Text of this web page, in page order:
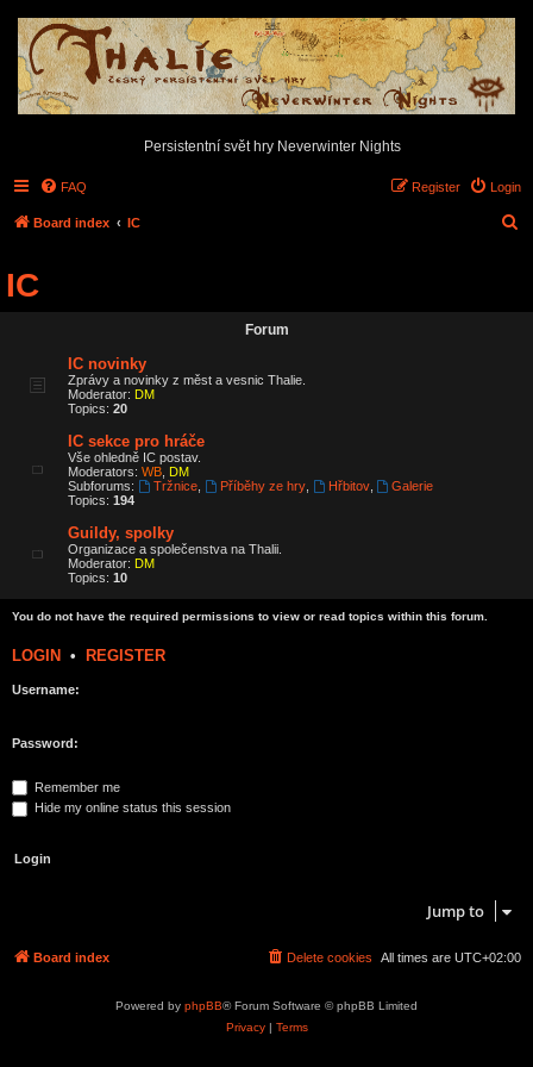
Persistentní svět hry Neverwinter Nights
FAQ Login
Register
Board index IC
IC
Forum
IC novinky
Zprávy a novinky z měst a vesnic Thalie.
Moderator: DM
Topics: 20
IC sekce pro hráče
Vše ohledně IC postav.
Moderators: WB DM
Subforums:
Tržnice, Příběhy ze hry, Hřbitov,
Galerie
Topics: 194
Guildy, spolky
Organizace a společenstva na Thalii.
Moderator: DM
Topics: 10
You do not have the required permissions to view or read topics within this forum.
LOGIN • REGISTER
Username:
Password:
Remember me
Hide my online status this session
Jump to
Board index All times are UTC+02:00
Delete cookies
Powered by phpBB® Forum Software © phpBB Limited
Privacy| Terms